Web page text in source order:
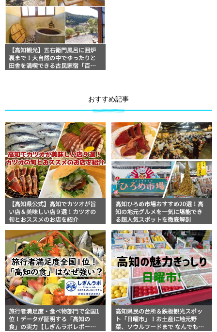
【高知観光】五右衛門風呂に囲炉
裏まで！大自然の中でゆったりと
田舎を満喫できる古民家宿「百々
おすすめ記事
【高知県公式】高知でカツオが旨
い店＆美味しい店９選！カツオの
旬とおススメのお店を紹介
高知ひろめ市場おすすめ20選！高
知の地元グルメを一気に堪能でき
る超人気スポットを徹底解剖
旅行者満足度・食べ物部門で全国1
位！データが証明する「高知の
食」の実力【しぎんラボレポー
高知県民の台所＆鉄板観光スポッ
ト「日曜市」！お土産に地元野
菜、ソウルフードまで なんでもそ